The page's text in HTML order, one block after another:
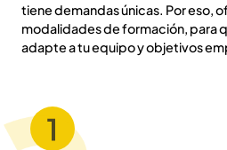
tiene demandas únicas. Por eso,
modalidades de formación, para
adapte a tu equipo y objetivos